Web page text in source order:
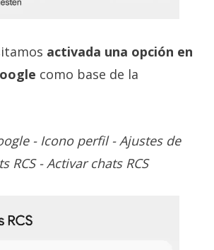
activada una opción en
como base de la
- Icono perfil - Ajustes de
RCS - Activar chats RCS